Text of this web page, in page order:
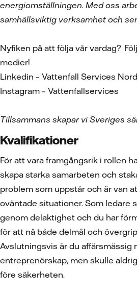
energiomställningen. Med oss
samhällsviktig verksamhet och
Nyfiken på att följa vår vardag?
medier!
Linkedin – Vattenfall Services
Instagram – Vattenfallservices
Tillsammans skapar vi Sveriges
Kvalifikationer
För att vara framgångsrik i rollen
skapa starka samarbeten och
problem som uppstår och är van
oväntade situationer. Som ledare
genom delaktighet och du har
för att nå både delmål och
Avslutningsvis är du affärsmässig
entreprenörskap, men skulle
före säkerheten.